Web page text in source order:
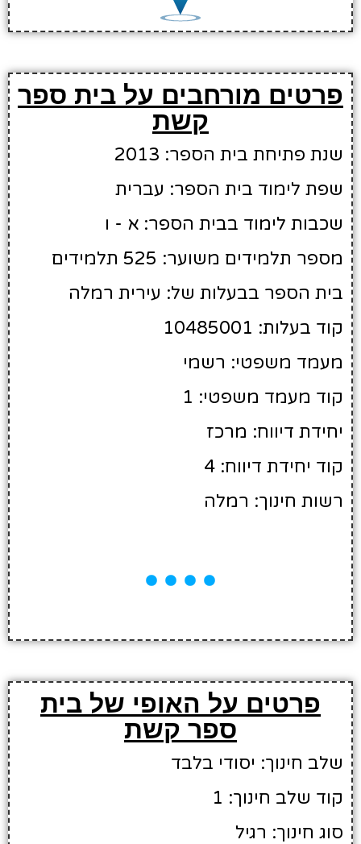
פרטים מורחבים על בית ספר
קשת
שנת פתיחת בית הספר: 2013
שפת לימוד בית הספר: עברית
שכבות לימוד בבית הספר: א - ו
מספר תלמידים משוער: 525 תלמידים
בית הספר בבעלות של: עירית רמלה
קוד בעלות: 10485001
מעמד משפטי: רשמי
קוד מעמד משפטי: 1
יחידת דיווח: מרכז
קוד יחידת דיווח: 4
רשות חינוך: רמלה
פרטים על האופי של בית
ספר קשת
שלב חינוך: יסודי בלבד
קוד שלב חינוך: 1
סוג חינוך: רגיל